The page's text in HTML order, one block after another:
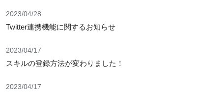
2023/04/28
Twitter連携機能に関するお知らせ
2023/04/17
スキルの登録方法が変わりました！
2023/04/17